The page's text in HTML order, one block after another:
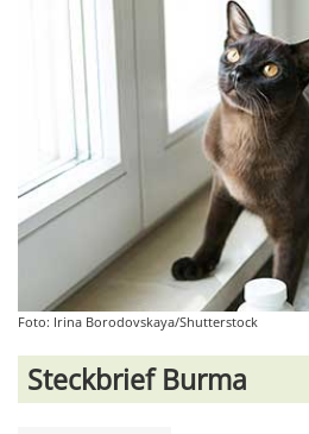
Foto: Irina Borodovskaya/Shutterstock
Steckbrief Burma